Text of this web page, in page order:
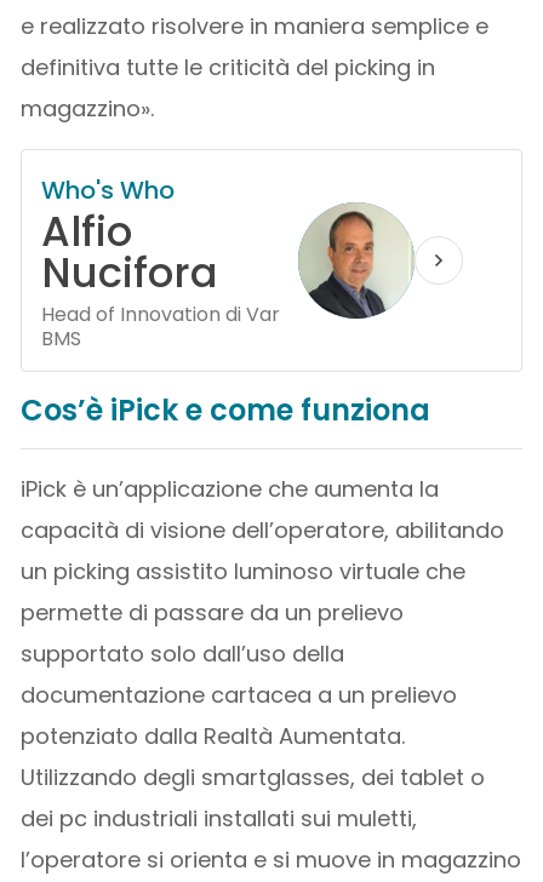
e realizzato risolvere in maniera semplice e
definitiva tutte le criticità del picking in
magazzino».
Who's Who
Alfio
Nucifora
Head of Innovation di Var
BMS
Cos’è iPick e come funziona
iPick è un’applicazione che aumenta la
capacità di visione dell’operatore, abilitando
un picking assistito luminoso virtuale che
permette di passare da un prelievo
supportato solo dall’uso della
documentazione cartacea a un prelievo
potenziato dalla Realtà Aumentata.
Utilizzando degli smartglasses, dei tablet o
dei pc industriali installati sui muletti,
l’operatore si orienta e si muove in magazzino